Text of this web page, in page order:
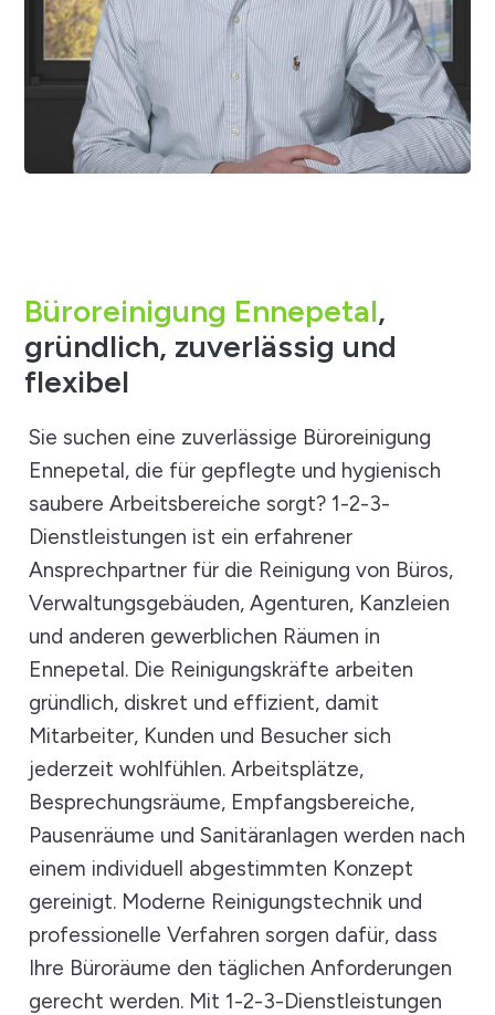
Büroreinigung Ennepetal,
gründlich, zuverlässig und
flexibel
Sie suchen eine zuverlässige Büroreinigung
Ennepetal, die für gepflegte und hygienisch
saubere Arbeitsbereiche sorgt? 1-2-3-
Dienstleistungen ist ein erfahrener
Ansprechpartner für die Reinigung von Büros,
Verwaltungsgebäuden, Agenturen, Kanzleien
und anderen gewerblichen Räumen in
Ennepetal. Die Reinigungskräfte arbeiten
gründlich, diskret und effizient, damit
Mitarbeiter, Kunden und Besucher sich
jederzeit wohlfühlen. Arbeitsplätze,
Besprechungsräume, Empfangsbereiche,
Pausenräume und Sanitäranlagen werden nach
einem individuell abgestimmten Konzept
gereinigt. Moderne Reinigungstechnik und
professionelle Verfahren sorgen dafür, dass
Ihre Büroräume den täglichen Anforderungen
gerecht werden. Mit 1-2-3-Dienstleistungen